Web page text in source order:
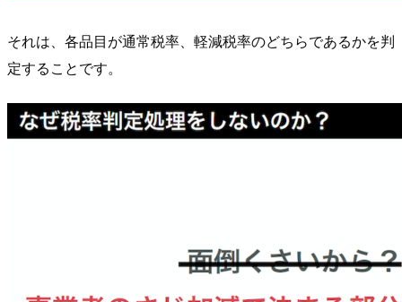
それは、各品目が通常税率、軽減税率のどちらであるかを判
定することです。